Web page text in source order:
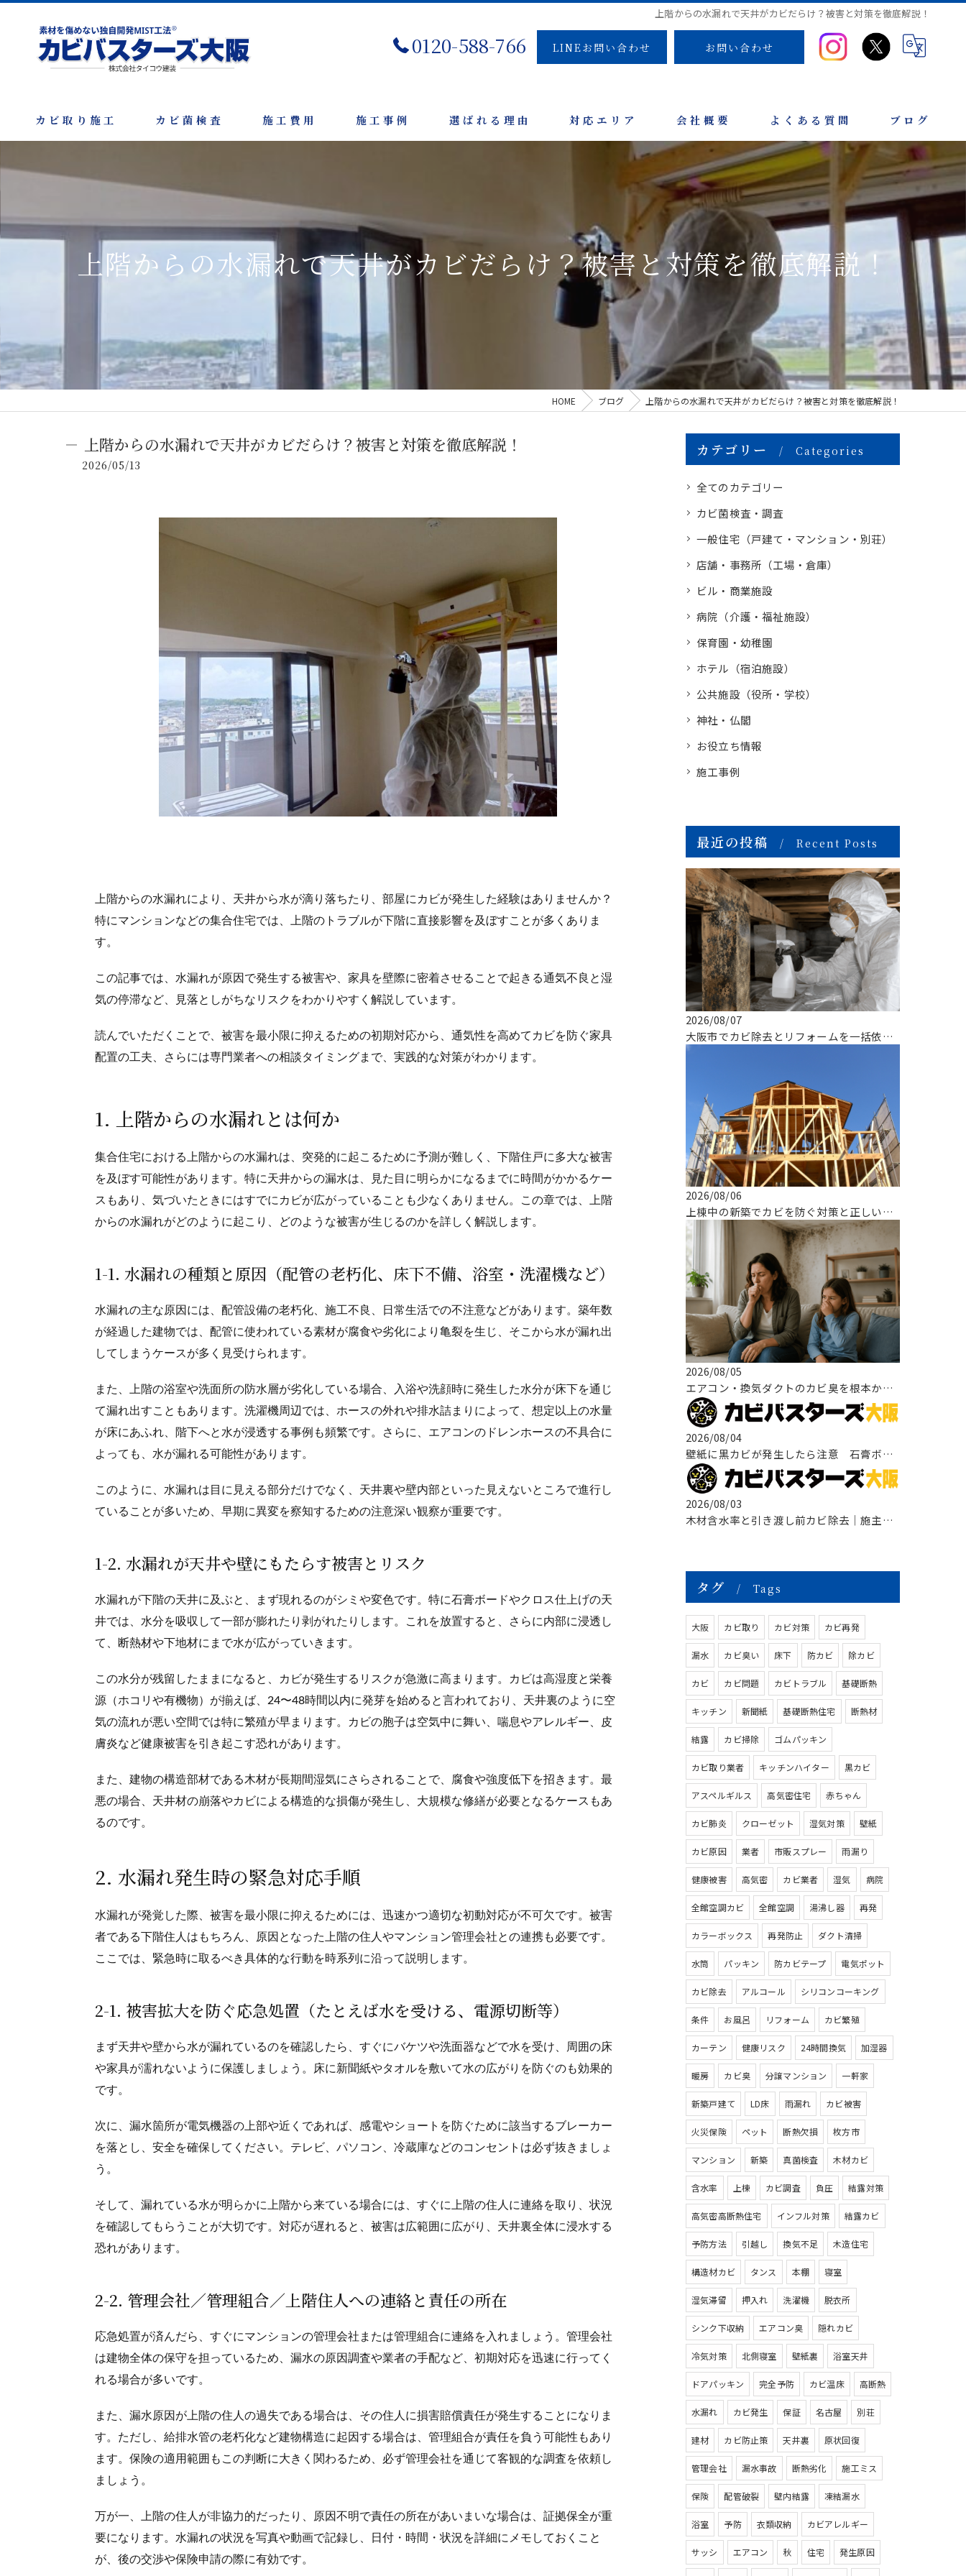
上階からの水漏れで天井がカビだらけ？被害と対策を徹底解説！
0120-588-766 LINEお問い合わせ お問い合わせ
カビ取り施工 カビ菌検査 施工費用 施工事例 選ばれる理由 対応エリア 会社概要 よくある質問 ブログ
上階からの水漏れで天井がカビだらけ？被害と対策を徹底解説！
HOME ブログ 上階からの水漏れで天井がカビだらけ？被害と対策を徹底解説！
上階からの水漏れで天井がカビだらけ？被害と対策を徹底解説！
2026/05/13
上階からの水漏れにより、天井から水が滴り落ちたり、部屋にカビが発生した経験はありませんか？
特にマンションなどの集合住宅では、上階のトラブルが下階に直接影響を及ぼすことが多くありま
す。
この記事では、水漏れが原因で発生する被害や、家具を壁際に密着させることで起きる通気不良と湿
気の停滞など、見落としがちなリスクをわかりやすく解説しています。
読んでいただくことで、被害を最小限に抑えるための初期対応から、通気性を高めてカビを防ぐ家具
配置の工夫、さらには専門業者への相談タイミングまで、実践的な対策がわかります。
1. 上階からの水漏れとは何か
集合住宅における上階からの水漏れは、突発的に起こるために予測が難しく、下階住戸に多大な被害
を及ぼす可能性があります。特に天井からの漏水は、見た目に明らかになるまでに時間がかかるケー
スもあり、気づいたときにはすでにカビが広がっていることも少なくありません。この章では、上階
からの水漏れがどのように起こり、どのような被害が生じるのかを詳しく解説します。
1-1. 水漏れの種類と原因（配管の老朽化、床下不備、浴室・洗濯機など）
水漏れの主な原因には、配管設備の老朽化、施工不良、日常生活での不注意などがあります。築年数
が経過した建物では、配管に使われている素材が腐食や劣化により亀裂を生じ、そこから水が漏れ出
してしまうケースが多く見受けられます。
また、上階の浴室や洗面所の防水層が劣化している場合、入浴や洗顔時に発生した水分が床下を通じ
て漏れ出すこともあります。洗濯機周辺では、ホースの外れや排水詰まりによって、想定以上の水量
が床にあふれ、階下へと水が浸透する事例も頻繁です。さらに、エアコンのドレンホースの不具合に
よっても、水が漏れる可能性があります。
このように、水漏れは目に見える部分だけでなく、天井裏や壁内部といった見えないところで進行し
ていることが多いため、早期に異変を察知するための注意深い観察が重要です。
1-2. 水漏れが天井や壁にもたらす被害とリスク
水漏れが下階の天井に及ぶと、まず現れるのがシミや変色です。特に石膏ボードやクロス仕上げの天
井では、水分を吸収して一部が膨れたり剥がれたりします。これを放置すると、さらに内部に浸透し
て、断熱材や下地材にまで水が広がっていきます。
この水分が残留したままになると、カビが発生するリスクが急激に高まります。カビは高湿度と栄養
源（ホコリや有機物）が揃えば、24〜48時間以内に発芽を始めると言われており、天井裏のように空
気の流れが悪い空間では特に繁殖が早まります。カビの胞子は空気中に舞い、喘息やアレルギー、皮
膚炎など健康被害を引き起こす恐れがあります。
また、建物の構造部材である木材が長期間湿気にさらされることで、腐食や強度低下を招きます。最
悪の場合、天井材の崩落やカビによる構造的な損傷が発生し、大規模な修繕が必要となるケースもあ
るのです。
2. 水漏れ発生時の緊急対応手順
水漏れが発覚した際、被害を最小限に抑えるためには、迅速かつ適切な初動対応が不可欠です。被害
者である下階住人はもちろん、原因となった上階の住人やマンション管理会社との連携も必要です。
ここでは、緊急時に取るべき具体的な行動を時系列に沿って説明します。
2-1. 被害拡大を防ぐ応急処置（たとえば水を受ける、電源切断等）
まず天井や壁から水が漏れているのを確認したら、すぐにバケツや洗面器などで水を受け、周囲の床
や家具が濡れないように保護しましょう。床に新聞紙やタオルを敷いて水の広がりを防ぐのも効果的
です。
次に、漏水箇所が電気機器の上部や近くであれば、感電やショートを防ぐために該当するブレーカー
を落とし、安全を確保してください。テレビ、パソコン、冷蔵庫などのコンセントは必ず抜きましょ
う。
そして、漏れている水が明らかに上階から来ている場合には、すぐに上階の住人に連絡を取り、状況
を確認してもらうことが大切です。対応が遅れると、被害は広範囲に広がり、天井裏全体に浸水する
恐れがあります。
2-2. 管理会社／管理組合／上階住人への連絡と責任の所在
応急処置が済んだら、すぐにマンションの管理会社または管理組合に連絡を入れましょう。管理会社
は建物全体の保守を担っているため、漏水の原因調査や業者の手配など、初期対応を迅速に行ってく
れる場合が多いです。
また、漏水原因が上階の住人の過失である場合は、その住人に損害賠償責任が発生することになりま
す。ただし、給排水管の老朽化など建物構造に起因する場合は、管理組合が責任を負う可能性もあり
ます。保険の適用範囲もこの判断に大きく関わるため、必ず管理会社を通じて客観的な調査を依頼し
ましょう。
万が一、上階の住人が非協力的だったり、原因不明で責任の所在があいまいな場合は、証拠保全が重
要になります。水漏れの状況を写真や動画で記録し、日付・時間・状況を詳細にメモしておくこと
が、後の交渉や保険申請の際に有効です。
カテゴリー Categories
全てのカテゴリー
カビ菌検査・調査
一般住宅（戸建て・マンション・別荘）
店舗・事務所（工場・倉庫）
ビル・商業施設
病院（介護・福祉施設）
保育園・幼稚園
ホテル（宿泊施設）
公共施設（役所・学校）
神社・仏閣
お役立ち情報
施工事例
最近の投稿 Recent Posts
2026/08/07
大阪市でカビ除去とリフォームを一括依頼できる専門業者の選び方
2026/08/06
上棟中の新築でカビを防ぐ対策と正しい対応とは！
2026/08/05
エアコン・換気ダクトのカビ臭を根本から改善する方法
2026/08/04
壁紙に黒カビが発生したら注意 石膏ボードまで広がる原因と正しい改善方法
2026/08/03
木材含水率と引き渡し前カビ除去｜施主検査前に知っておきたい原因・対策・
タグ Tags
大阪 カビ取り カビ対策 カビ再発
漏水 カビ臭い 床下 防カビ 除カビ
カビ カビ問題 カビトラブル 基礎断熱
キッチン 新聞紙 基礎断熱住宅 断熱材
結露 カビ掃除 ゴムパッキン
カビ取り業者 キッチンハイター 黒カビ
アスペルギルス 高気密住宅 赤ちゃん
カビ肺炎 クローゼット 湿気対策 壁紙
カビ原因 業者 市販スプレー 雨漏り
健康被害 高気密 カビ業者 湿気 病院
全館空調カビ 全館空調 湯沸し器 再発
カラーボックス 再発防止 ダクト清掃
水筒 パッキン 防カビテープ 電気ポット
カビ除去 アルコール シリコンコーキング
条件 お風呂 リフォーム カビ繁殖
カーテン 健康リスク 24時間換気 加湿器
暖房 カビ臭 分譲マンション 一軒家
新築戸建て LD床 雨漏れ カビ被害
火災保険 ペット 断熱欠損 枚方市
マンション 新築 真菌検査 木材カビ
含水率 上棟 カビ調査 負圧 結露対策
高気密高断熱住宅 インフル対策 結露カビ
予防方法 引越し 換気不足 木造住宅
構造材カビ タンス 本棚 寝室
湿気滞留 押入れ 洗濯機 脱衣所
シンク下収納 エアコン臭 隠れカビ
冷気対策 北側寝室 壁紙裏 浴室天井
ドアパッキン 完全予防 カビ温床 高断熱
水漏れ カビ発生 保証 名古屋 別荘
建材 カビ防止策 天井裏 原状回復
管理会社 漏水事故 断熱劣化 施工ミス
保険 配管破裂 壁内結露 凍結漏水
浴室 予防 衣類収納 カビアレルギー
サッシ エアコン 秋 住宅 発生原因